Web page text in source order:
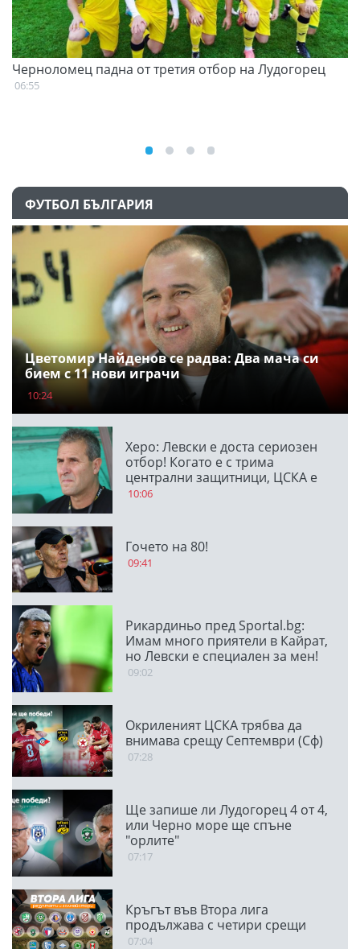
Черноломец падна от третия отбор на Лудогорец
06:55
ФУТБОЛ БЪЛГАРИЯ
Цветомир Найденов се радва: Два мача си
бием с 11 нови играчи
10:24
Херо: Левски е доста сериозен
отбор! Когато е с трима
централни защитници, ЦСКА е
много стабилен
10:06
Гочето на 80!
09:41
Рикардиньо пред Sportal.bg:
Имам много приятели в Кайрат,
но Левски е специален за мен!
09:02
Окриленият ЦСКА трябва да
внимава срещу Септември (Сф)
07:28
Ще запише ли Лудогорец 4 от 4,
или Черно море ще спъне
"орлите"
07:17
Кръгът във Втора лига
продължава с четири срещи
07:04